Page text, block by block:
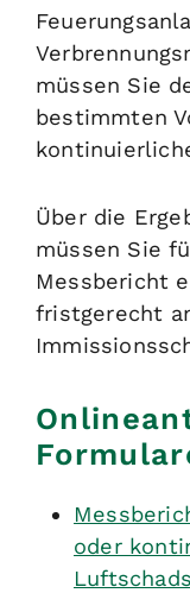
müssen Sie
bestimmten
Über die
müssen Sie
Messbericht
fristgerecht
oder